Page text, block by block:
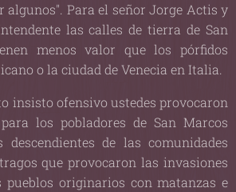
algunos". Para el señor Jorge Actis y
las calles de tierra de San
menos valor que los pórfidos
o la ciudad de Venecia en Italia.
insisto ofensivo ustedes provocaron
los pobladores de San Marcos
de las comunidades
que provocaron las invasiones
pueblos originarios con matanzas e